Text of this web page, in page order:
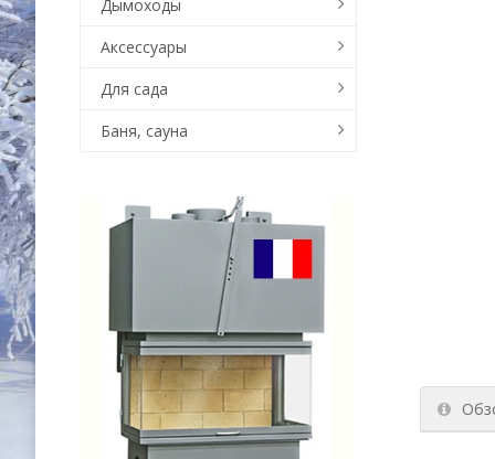
Дымоходы
Аксессуары
Для сада
Баня, сауна